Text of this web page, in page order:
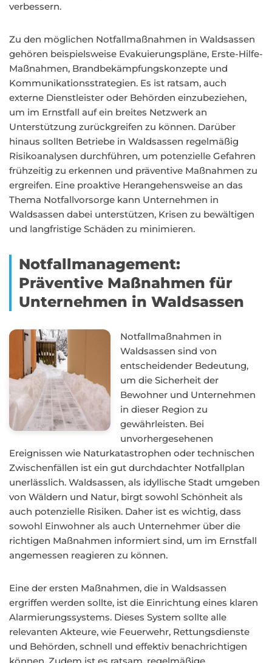
verbessern.
Zu den möglichen Notfallmaßnahmen in Waldsassen
gehören beispielsweise Evakuierungspläne, Erste-Hilfe-
Maßnahmen, Brandbekämpfungskonzepte und
Kommunikationsstrategien. Es ist ratsam, auch
externe Dienstleister oder Behörden einzubeziehen,
um im Ernstfall auf ein breites Netzwerk an
Unterstützung zurückgreifen zu können. Darüber
hinaus sollten Betriebe in Waldsassen regelmäßig
Risikoanalysen durchführen, um potenzielle Gefahren
frühzeitig zu erkennen und präventive Maßnahmen zu
ergreifen. Eine proaktive Herangehensweise an das
Thema Notfallvorsorge kann Unternehmen in
Waldsassen dabei unterstützen, Krisen zu bewältigen
und langfristige Schäden zu minimieren.
Notfallmanagement:
Präventive Maßnahmen für
Unternehmen in Waldsassen
Notfallmaßnahmen in
Waldsassen sind von
entscheidender Bedeutung,
um die Sicherheit der
Bewohner und Unternehmen
in dieser Region zu
gewährleisten. Bei
unvorhergesehenen
Ereignissen wie Naturkatastrophen oder technischen
Zwischenfällen ist ein gut durchdachter Notfallplan
unerlässlich. Waldsassen, als idyllische Stadt umgeben
von Wäldern und Natur, birgt sowohl Schönheit als
auch potenzielle Risiken. Daher ist es wichtig, dass
sowohl Einwohner als auch Unternehmer über die
richtigen Maßnahmen informiert sind, um im Ernstfall
angemessen reagieren zu können.
Eine der ersten Maßnahmen, die in Waldsassen
ergriffen werden sollte, ist die Einrichtung eines klaren
Alarmierungssystems. Dieses System sollte alle
relevanten Akteure, wie Feuerwehr, Rettungsdienste
und Behörden, schnell und effektiv benachrichtigen